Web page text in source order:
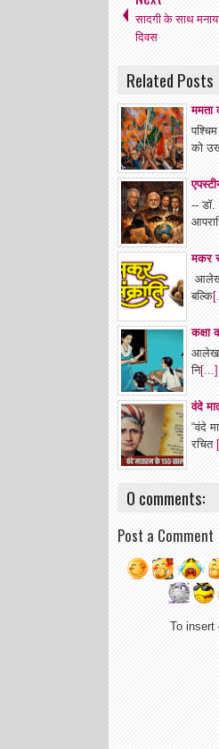
सादगी के साथ
दिवस
Related Posts
ममता
को
-- डॉ.
मकर
आलेख
बल्कि
कक्षा
आलेख -
नि[...]
वंदे
“वंदे
रचित
0 comments:
Post a Comment
To insert